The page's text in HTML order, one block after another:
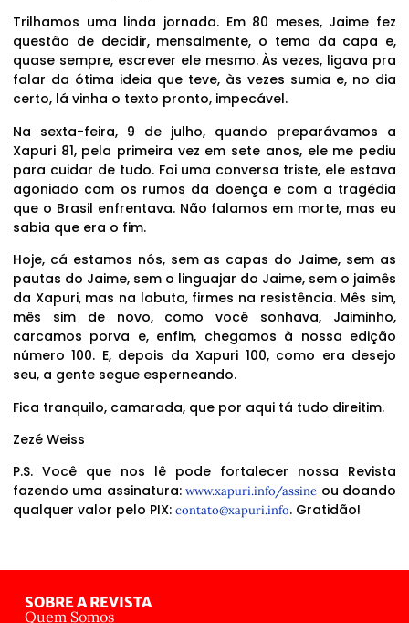
Trilhamos uma linda jornada. Em 80 meses, Jaime fez
questão de decidir, mensalmente, o tema da capa e,
quase sempre, escrever ele mesmo. Às vezes, ligava pra
falar da ótima ideia que teve, às vezes sumia e, no dia
certo, lá vinha o texto pronto, impecável.
Na sexta-feira, 9 de julho, quando preparávamos a
Xapuri 81, pela primeira vez em sete anos, ele me pediu
para cuidar de tudo. Foi uma conversa triste, ele estava
agoniado com os rumos da doença e com a tragédia
que o Brasil enfrentava. Não falamos em morte, mas eu
sabia que era o fim.
Hoje, cá estamos nós, sem as capas do Jaime, sem as
pautas do Jaime, sem o linguajar do Jaime, sem o jaimês
da Xapuri, mas na labuta, firmes na resistência. Mês sim,
mês sim de novo, como você sonhava, Jaiminho,
carcamos porva e, enfim, chegamos à nossa edição
número 100. E, depois da Xapuri 100, como era desejo
seu, a gente segue esperneando.
Fica tranquilo, camarada, que por aqui tá tudo direitim.
Zezé Weiss
P.S. Você que nos lê pode fortalecer nossa Revista
fazendo uma assinatura:www.xapuri.info/assine ou doando
qualquer valor pelo PIX: contato@xapuri.info. Gratidão!
SOBRE A REVISTA
Quem Somos